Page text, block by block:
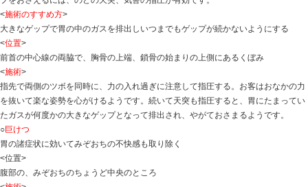
<症状>
胸やけは、みぞおちから胸にかけて重苦しい、胃がもた
症状です。ふだんから胃の調子が悪い、俗に胃弱といわ
一方、ゲップは、胃にたまった余分な空気を吐き出す生
たときなどによくみられますが、胃の調子が悪いときは
がちです。
<施術のポイント>
ツボ療法で体調を整え、胃の機能を活発にすることで、
げるようになります。胃弱ぎみの体質改善にはお灸も効